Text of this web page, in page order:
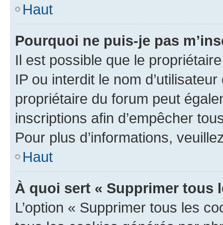
Haut
Pourquoi ne puis-je pas
Il est possible que le
IP ou interdit le nom
propriétaire du forum peut
inscriptions afin d’empêcher
Pour plus d’informations,
Haut
À quoi sert « Supprimer tous
L’option « Supprimer tous les